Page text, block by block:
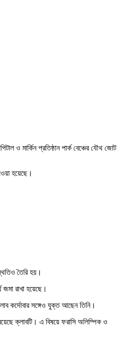
ও মার্কিন প্রতিষ্ঠান পার্ক বেঞ্চের যৌথ জোট
হয়েছে।
তৈরি হয়।
রাখা হয়েছে।
কর্দোবার সঙ্গেও যুক্ত আছেন তিনি।
ক্লাবটি। এ বিষয়ে ফরাসি অলিম্পিক ও